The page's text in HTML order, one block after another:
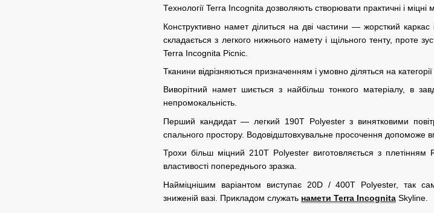
Технології Terra Incognita дозволяють створювати практичні і
Конструктивно намет ділиться на дві частини — жорсткий
складається з легкого нижнього намету і щільного тенту, проте
Terra Incognita Picnic.
Тканини відрізняються призначенням і умовно діляться на категорії
Виворітний намет шиється з найбільш тонкого матеріалу, в
непромокальність.
Перший кандидат — легкий 190T Polyester з винятковими
спального простору. Водовідштовхувальне просочення допоможе
Трохи більш міцний 210T Polyester виготовляється з плетінням
властивості попереднього зразка.
Найміцнішим варіантом виступає 20D / 400T Polyester, так
зниженій вазі. Прикладом служать намети Terra Incognita Skyline.